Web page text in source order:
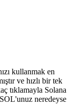
kullanmak en
ve hızlı bir tek
tıklamayla Solana
neredeyse